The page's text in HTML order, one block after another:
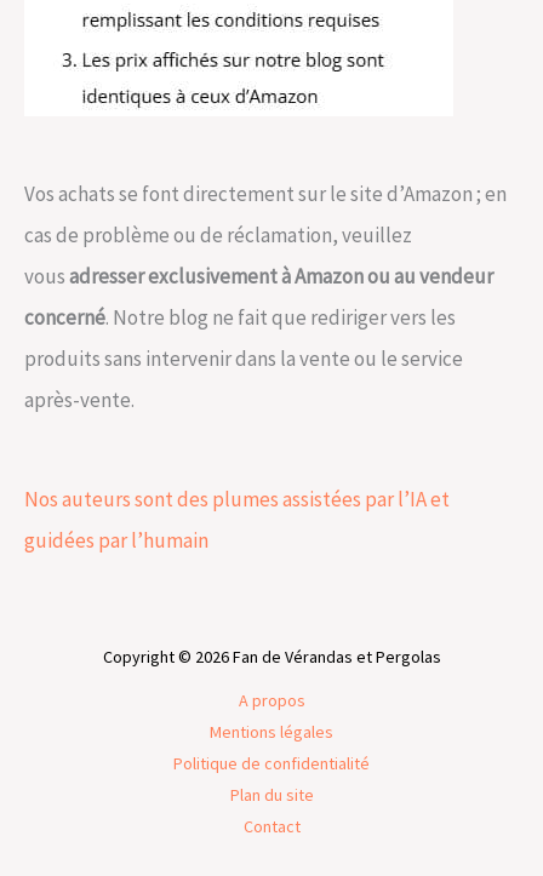
Vos achats se font directement sur le site d’Amazon ; en
cas de problème ou de réclamation, veuillez
vousadresser exclusivement à Amazon ou au vendeur
concerné. Notre blog ne fait que rediriger vers les
produits sans intervenir dans la vente ou le service
après-vente.
Nos auteurs sont des plumes assistées par l’IA et
guidées par l’humain
Copyright © 2026 Fan de Vérandas et Pergolas
A propos
Mentions légales
Politique de confidentialité
Plan du site
Contact